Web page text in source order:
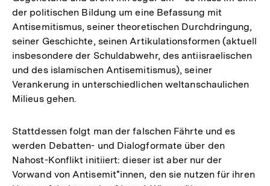
der politischen Bildung um eine Befassung mit
Antisemitismus, seiner theoretischen Durchdringung,
seiner Geschichte, seinen Artikulationsformen (aktuell
insbesondere der Schuldabwehr, des antiisraelischen
und des islamischen Antisemitismus), seiner
Verankerung in unterschiedlichen weltanschaulichen
Milieus gehen.
Stattdessen folgt man der falschen Fährte und es
werden Debatten- und Dialogformate über den
Nahost-Konflikt initiiert: dieser ist aber nur der
Vorwand von Antisemit*innen, den sie nutzen für ihren